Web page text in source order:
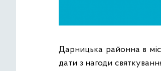
Дарницька районна в
дати з нагоди